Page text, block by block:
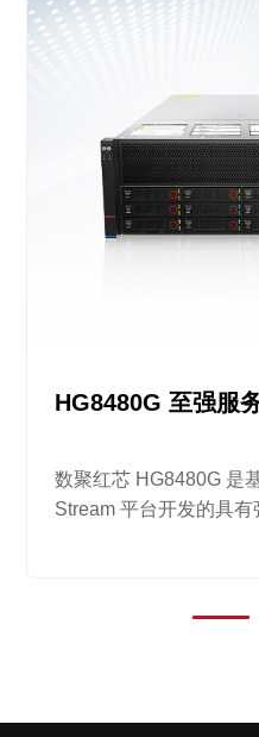
HG8480G 至强服
数聚红芯 HG8480G 是
Stream 平台开发的具